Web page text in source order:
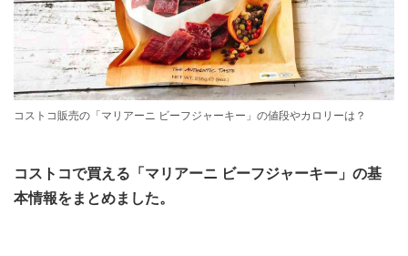
コストコ販売の「マリアーニ ビーフジャーキー」の値段やカロリーは？
コストコで買える「マリアーニ ビーフジャーキー」の基
本情報をまとめました。